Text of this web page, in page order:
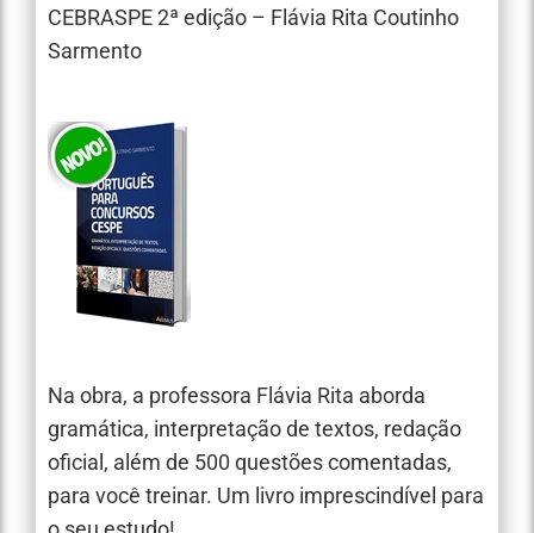
CEBRASPE 2ª edição – Flávia Rita Coutinho
Sarmento
Na obra, a professora Flávia Rita aborda
gramática, interpretação de textos, redação
oficial, além de 500 questões comentadas,
para você treinar. Um livro imprescindível para